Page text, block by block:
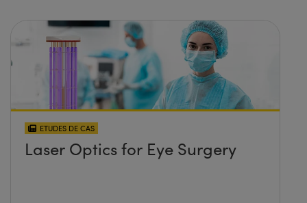
ETUDES DE CAS
Laser Optics for Eye Surgery